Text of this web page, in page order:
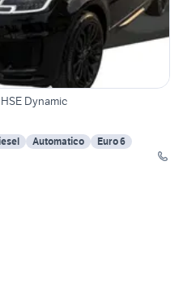
Dynamic
Automatico
Euro 6